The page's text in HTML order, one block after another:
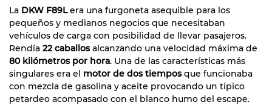
La DKW F89Lera una furgoneta asequible para los
pequeños y medianos negocios que necesitaban
vehículos de carga con posibilidad de llevar pasajeros.
Rendía 22 caballosalcanzando una velocidad máxima de
80 kilómetros por hora. Una de las características más
singulares era el motor de dos tiemposque funcionaba
con mezcla de gasolina y aceite provocando un típico
petardeo acompasado con el blanco humo del escape.